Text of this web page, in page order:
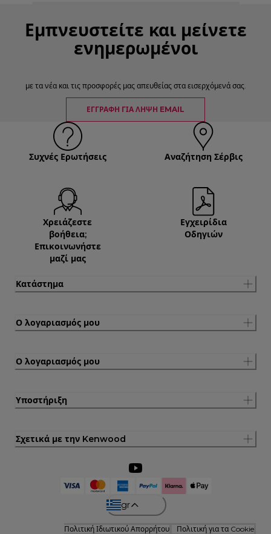
Εμπνευστείτε και μείνετε
ενημερωμένοι
με τα νέα και τις προσφορές μας απευθείας στα εισερχόμενά σας.
ΕΓΓΡΑΦΉ ΓΙΑ ΛΉΨΗ EMAIL
Συχνές Ερωτήσεις Αναζήτηση Σέρβις
Χρειάζεστε
βοήθεια;
Επικοινωνήστε
μαζί μας
Εγχειρίδια
Οδηγιών
Κατάστημα
Ο λογαριασμός μου
Ο λογαριασμός μου
Υποστήριξη
Σχετικά με την Kenwood
gr
Πολιτική Ιδιωτικού Απορρήτου Πολιτική για τα Cookie